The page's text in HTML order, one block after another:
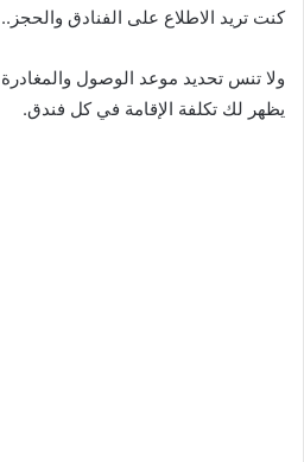
كنت تريد الاطلاع على الفنادق والحجز..
ولا تنس تحديد موعد الوصول
يظهر لك تكلفة الإقامة في كل فندق.